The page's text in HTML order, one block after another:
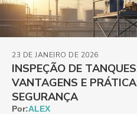
INSPEÇÃO DE
VANTAGENS E
SEGURANÇA
23 DE JANEIRO DE 2026
Por:ALEX